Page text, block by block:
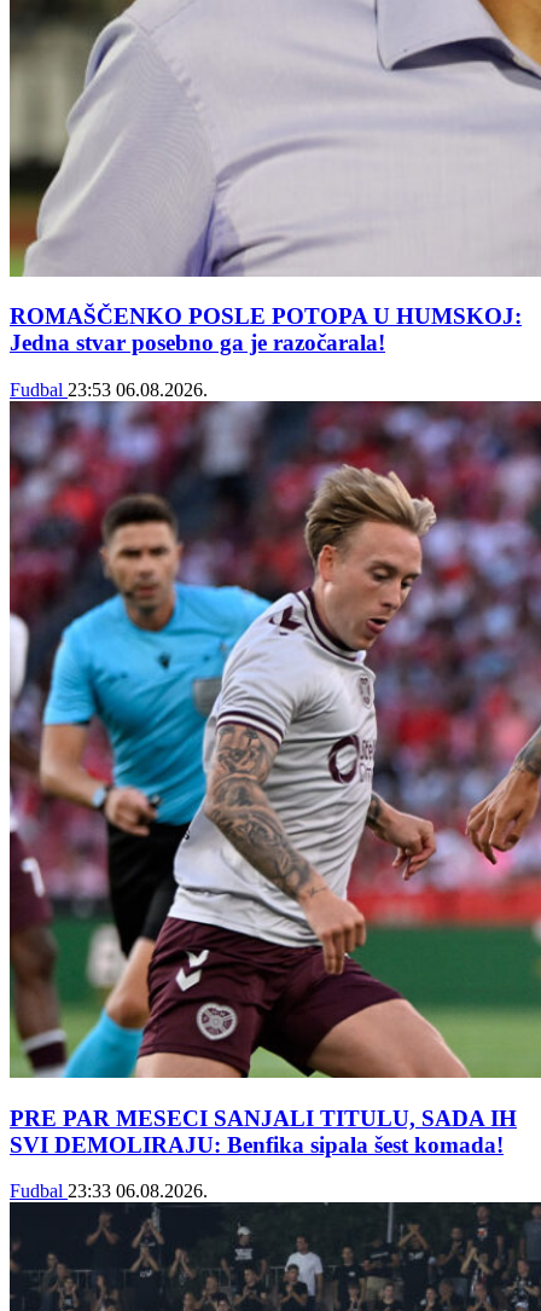
ROMAŠČENKO POSLE POTOPA U HUMSKOJ:
Jedna stvar posebno ga je razočarala!
Fudbal 23:53 06.08.2026.
PRE PAR MESECI SANJALI TITULU, SADA IH
SVI DEMOLIRAJU: Benfika sipala šest komada!
Fudbal 23:33 06.08.2026.